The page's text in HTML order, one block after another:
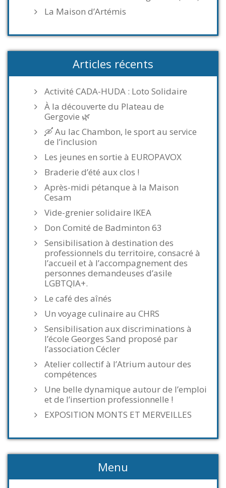
La Maison d’Artémis
Articles récents
Activité CADA-HUDA : Loto Solidaire
À la découverte du Plateau de
Gergovie 🌿
🛶 Au lac Chambon, le sport au service
de l’inclusion
Les jeunes en sortie à EUROPAVOX
Braderie d’été aux clos !
Après-midi pétanque à la Maison
Cesam
Vide-grenier solidaire IKEA
Don Comité de Badminton 63
Sensibilisation à destination des
professionnels du territoire, consacré à
l’accueil et à l’accompagnement des
personnes demandeuses d’asile
LGBTQIA+.
Le café des aînés
Un voyage culinaire au CHRS
Sensibilisation aux discriminations à
l’école Georges Sand proposé par
l’association Cécler
Atelier collectif à l’Atrium autour des
compétences
Une belle dynamique autour de l’emploi
et de l’insertion professionnelle !
EXPOSITION MONTS ET MERVEILLES
Menu